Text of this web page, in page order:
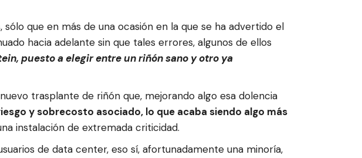
que en más de una ocasión en la que se ha advertido el
hacia adelante sin que tales errores, algunos de ellos
puesto a elegir entre un riñón sano y otro ya
trasplante de riñón que, mejorando algo esa dolencia
y sobrecosto asociado, lo que acaba siendo algo más
instalación de extremada criticidad.
de data center, eso sí, afortunadamente una minoría,